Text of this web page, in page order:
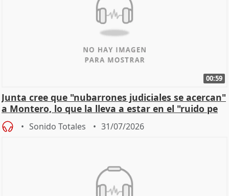
00:59
Junta cree que "nubarrones judiciales se acercan"
a Montero, lo que la lleva a estar en el "ruido pe
Sonido Totales 31/07/2026